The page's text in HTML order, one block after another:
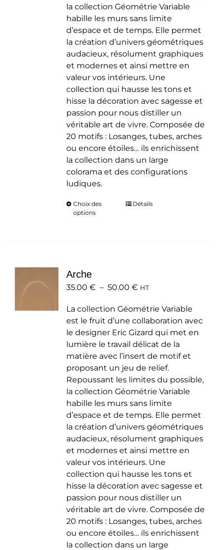
la collection Géométrie Variable
habille les murs sans limite
d’espace et de temps. Elle permet
la création d’univers géométriques
audacieux, résolument graphiques
et modernes et ainsi mettre en
valeur vos intérieurs. Une
collection qui hausse les tons et
hisse la décoration avec sagesse et
passion pour nous distiller un
véritable art de vivre. Composée de
20 motifs : Losanges, tubes, arches
ou encore étoiles… ils enrichissent
la collection dans un large
colorama et des configurations
ludiques.
Choix des
options
Ce
peuvent
choisies
sur
la
page
du
produit
Détails
Arche
35.00 € – 50.00 €Plage
prix :
35.00 €
à
50.00 €
HT
La collection Géométrie Variable
est le fruit d’une collaboration avec
le designer Eric Gizard qui met en
lumière le travail délicat de la
matière avec l’insert de motif et
proposant un jeu de relief.
Repoussant les limites du possible,
la collection Géométrie Variable
habille les murs sans limite
d’espace et de temps. Elle permet
la création d’univers géométriques
audacieux, résolument graphiques
et modernes et ainsi mettre en
valeur vos intérieurs. Une
collection qui hausse les tons et
hisse la décoration avec sagesse et
passion pour nous distiller un
véritable art de vivre. Composée de
20 motifs : Losanges, tubes, arches
ou encore étoiles… ils enrichissent
la collection dans un large